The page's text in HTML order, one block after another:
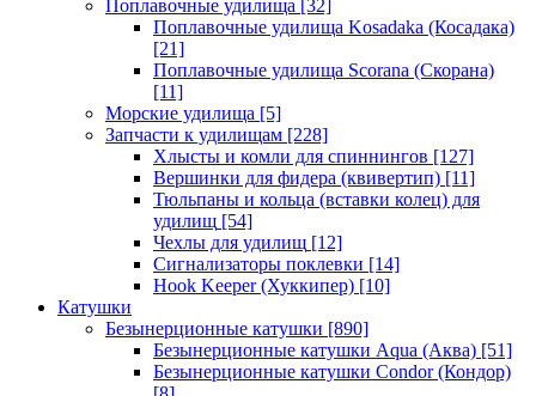
Поплавочные удилища [32]
Поплавочные удилища Kosadaka (Косадака)
[21]
Поплавочные удилища Scorana (Скорана)
[11]
Морские удилища [5]
Запчасти к удилищам [228]
Хлысты и комли для спиннингов [127]
Вершинки для фидера (квивертип) [11]
Тюльпаны и кольца (вставки колец) для
удилищ [54]
Чехлы для удилищ [12]
Сигнализаторы поклевки [14]
Hook Keeper (Хуккипер) [10]
Катушки
Безынерционные катушки [890]
Безынерционные катушки Aqua (Аква) [51]
Безынерционные катушки Condor (Кондор)